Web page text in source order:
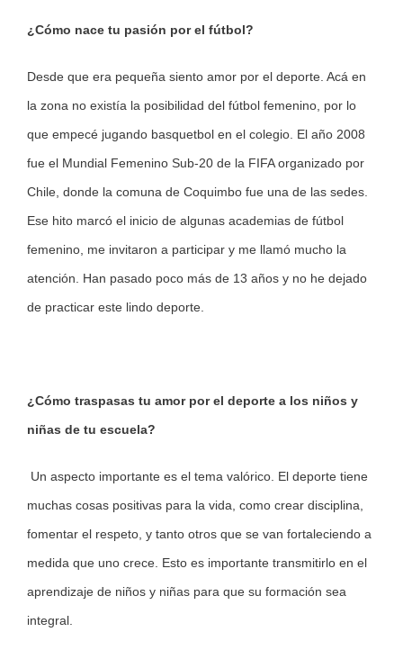
¿Cómo nace tu pasión por el fútbol?
Desde que era pequeña siento amor por el deporte. Acá en
la zona no existía la posibilidad del fútbol femenino, por lo
que empecé jugando basquetbol en el colegio. El año 2008
fue el Mundial Femenino Sub-20 de la FIFA organizado por
Chile, donde la comuna de Coquimbo fue una de las sedes.
Ese hito marcó el inicio de algunas academias de fútbol
femenino, me invitaron a participar y me llamó mucho la
atención. Han pasado poco más de 13 años y no he dejado
de practicar este lindo deporte.
¿Cómo traspasas tu amor por el deporte a los niños y
niñas de tu escuela?
Un aspecto importante es el tema valórico. El deporte tiene
muchas cosas positivas para la vida, como crear disciplina,
fomentar el respeto, y tanto otros que se van fortaleciendo a
medida que uno crece. Esto es importante transmitirlo en el
aprendizaje de niños y niñas para que su formación sea
integral.